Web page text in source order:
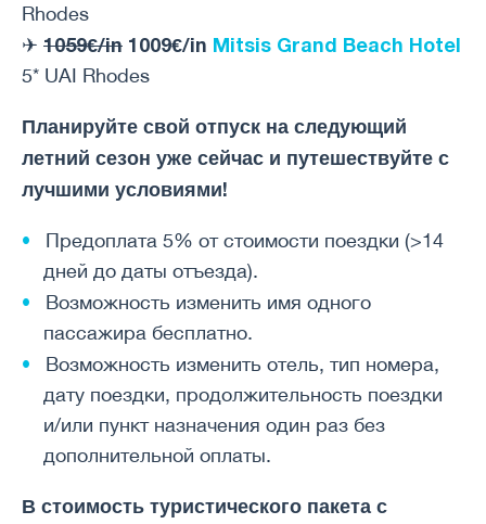
Rhodes
✈ 1059€/in 1009€/in Mitsis Grand Beach Hotel
5* UAI Rhodes
Планируйте свой отпуск на следующий
летний сезон уже сейчас и путешествуйте с
лучшими условиями!
Предоплата 5% от стоимости поездки (>14
дней до даты отъезда).
Возможность изменить имя одного
пассажира бесплатно.
Возможность изменить отель, тип номера,
дату поездки, продолжительность поездки
и/или пункт назначения один раз без
дополнительной оплаты.
В стоимость туристического пакета с